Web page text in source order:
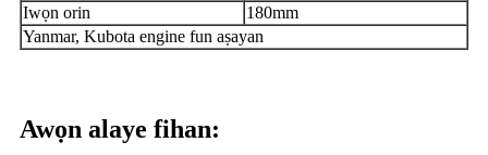
Iwọn orin
180mm
Yanmar, Kubota engine fun aṣayan
Awọn alaye fihan: